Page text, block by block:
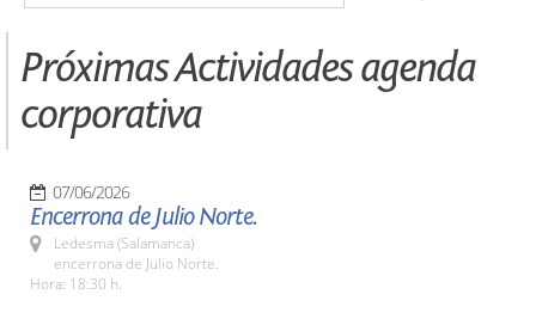
Próximas Actividades agenda
corporativa
07/06/2026
Encerrona de Julio Norte.
Ledesma (Salamanca)
encerrona de Julio Norte.
Hora: 18:30 h.